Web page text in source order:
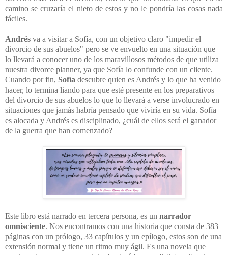
camino se cruzaría el nieto de estos y no le pondría las cosas nada
fáciles.
Andrés va a visitar a Sofía, con un objetivo claro "impedir el
divorcio de sus abuelos" pero se ve envuelto en una situación que
lo llevará a conocer uno de los maravillosos métodos de que utiliza
nuestra divorce planner, ya que Sofía lo confunde con un cliente.
Cuando por fin, Sofía descubre quien es Andrés y lo que ha venido
hacer, lo termina liando para que esté presente en los preparativos
del divorcio de sus abuelos lo que lo llevará a verse involucrado en
situaciones que jamás habría pensado que viviría en su vida. Sofía
es alocada y Andrés es disciplinado, ¿cuál de ellos será el ganador
de la guerra que han comenzado?
Este libro está narrado en tercera persona, es un narrador
omnisciente. Nos encontramos con una historia que consta de 383
páginas con un prólogo, 33 capítulos y un epílogo, estos son de una
extensión normal y tiene un ritmo muy ágil. Es una novela que